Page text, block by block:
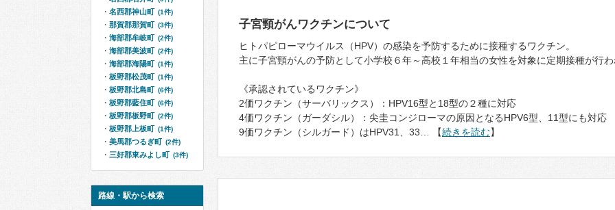
子宮頸がんワクチンについて
ヒトパピローマウイルス（HPV）の感染を予防するために接種するワクチン。
主に子宮頸がんの予防として小学校６年～高校１年相当の女性を対象に定期接種が行
《承認されているワクチン》
2価ワクチン（サーバリックス）：HPV16型と18型の２種に対応
4価ワクチン（ガーダシル）：尖圭コンジローマの原因となるHPV6型、11型にも対応
9価ワクチン（シルガード）はHPV31、33… 【続きを読む】
名西郡神山町 (1件)
那賀郡那賀町 (3件)
海部郡牟岐町 (2件)
海部郡美波町 (2件)
海部郡海陽町 (1件)
板野郡松茂町 (1件)
板野郡北島町 (6件)
板野郡藍住町 (6件)
板野郡板野町 (2件)
板野郡上板町 (1件)
美馬郡つるぎ町 (2件)
三好郡東みよし町 (3件)
路線・駅から検索